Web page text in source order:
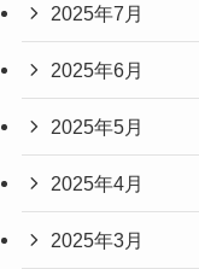
2025年7月
2025年6月
2025年5月
2025年4月
2025年3月